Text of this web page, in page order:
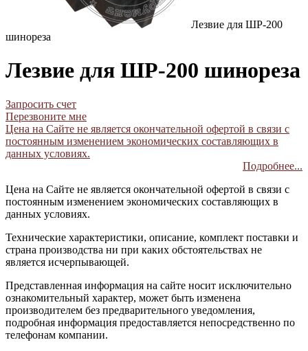
Лезвие для ШР-200
шинореза
Лезвие для ШР-200 шинореза
Запросить счет
Перезвоните мне
Цена на Сайте не является окончательной офертой в связи с
постоянным изменением экономических составляющих в
данных условиях.
Подробнее...
Цена на Сайте не является окончательной офертой в связи с
постоянным изменением экономических составляющих в
данных условиях.
Технические характеристики, описание, комплект поставки и
страна производства ни при каких обстоятельствах не
является исчерпывающей.
Представленная информация на сайте носит исключительно
ознакомительный характер, может быть изменена
производителем без предварительного уведомления,
подробная информация предоставляется непосредственно по
телефонам компании.